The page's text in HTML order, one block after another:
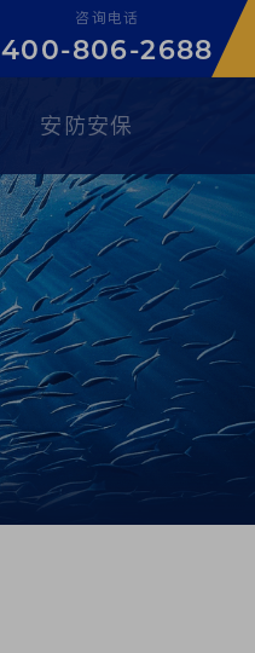
咨询电话
400-806-2688
安防安保